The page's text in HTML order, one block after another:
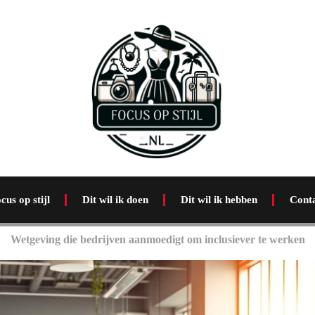
op stijl Dit wil ik doen Dit wil ik hebben
Wetgeving die bedrijven aanmoedigt om inclusiever te werken